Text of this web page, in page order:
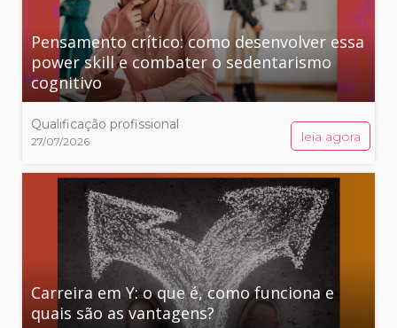
Pensamento crítico: como desenvolver essa
power skill e combater o sedentarismo
cognitivo
Qualificação profissional
27/07/2026 leia agora
Carreira em Y: o que é, como funciona e
quais são as vantagens?